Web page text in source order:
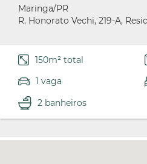
Maringa/PR
R. Honorato Vechi, 219-A,
150m² total
1 vaga
2 banheiros